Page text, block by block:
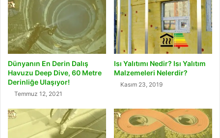
Dünyanın En Derin Dalış
Havuzu Deep Dive, 60 Metre
Derinliğe Ulaşıyor!
Temmuz 12, 2021
Isı Yalıtımı Nedir? Isı Yalıtım
Malzemeleri Nelerdir?
Kasım 23, 2019